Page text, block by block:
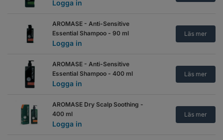
Logga in
AROMASE - Anti-Sensitive
Essential Shampoo - 90 ml
Logga in
Läs mer
AROMASE - Anti-Sensitive
Essential Shampoo - 400 ml
Logga in
Läs mer
AROMASE Dry Scalp Soothing -
400 ml
Logga in
Läs mer